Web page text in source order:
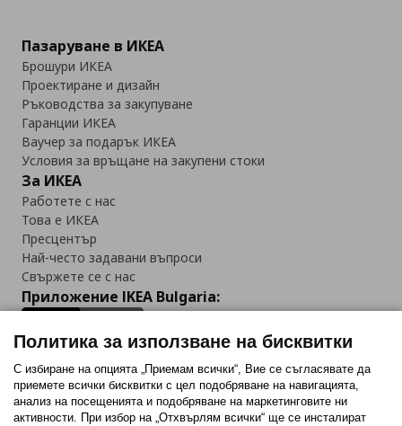
Пазаруване в ИКЕА
Брошури ИКЕА
Проектиране и дизайн
Ръководства за закупуване
Гаранции ИКЕА
Ваучер за подарък ИКЕА
Условия за връщане на закупени стоки
За ИКЕА
Работете с нас
Това е ИКЕА
Пресцентър
Най-често задавани въпроси
Свържете се с нас
Приложение IKEA Bulgaria:
Последвайте ни:
Политика за използване на бисквитки
С избиране на опцията „Приемам всички“, Вие се съгласявате да
приемете всички бисквитки с цел подобряване на навигацията,
анализ на посещенията и подобряване на маркетинговите ни
активности. При избор на „Отхвърлям всички“ ще се инсталират